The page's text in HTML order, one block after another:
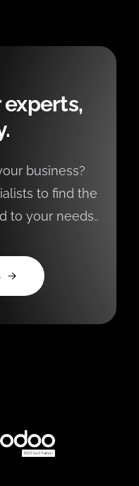
experts,
business?
to find the
to your needs..